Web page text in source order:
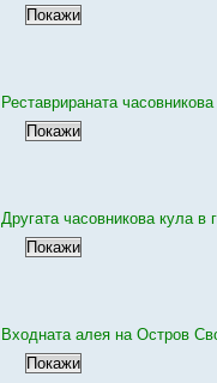
Реставрираната
Другата часовникова кула в
Входната алея на Остров